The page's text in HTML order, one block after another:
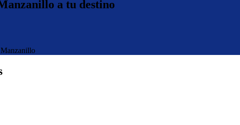
a tu destino
Manzanillo